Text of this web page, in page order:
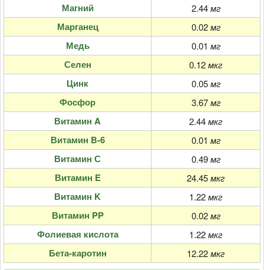
Магний 2.44 мг
Марганец 0.02 мг
Медь 0.01 мг
Селен 0.12мкг
Цинк 0.05 мг
Фосфор 3.67 мг
Витамин A 2.44мкг
Витамин B-6 0.01 мг
Витамин С 0.49 мг
Витамин E 24.45мкг
Витамин K 1.22мкг
Витамин PP 0.02 мг
Фолиевая кислота 1.22мкг
Бета-каротин 12.22мкг